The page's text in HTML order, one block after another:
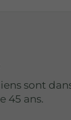
sont
45 ans.